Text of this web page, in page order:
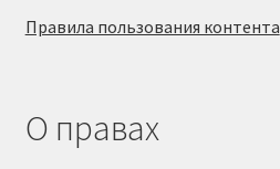
Правила пользования контента
О правах